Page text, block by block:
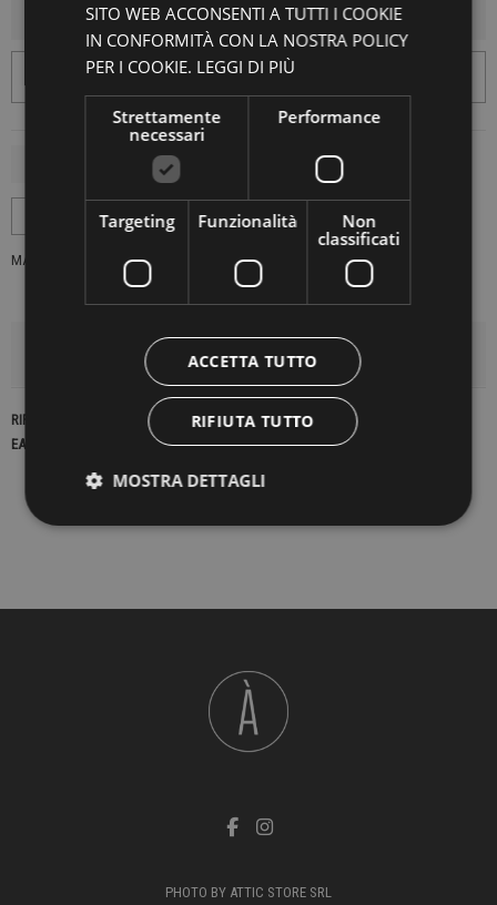
AGGIUNGI AL CARRELLO
MARCA: BANELLA VALENTINA
DETTAGLI DEL PRODOTTO
RIFERIMENTO
EAN13
PHOTO BY ATTIC STORE SRL
SITO WEB ACCONSENTI A TUTTI I COOKIE
IN CONFORMITÀ CON LA NOSTRA POLICY
PER I COOKIE. LEGGI DI PIÙ
Strettamente
necessari
Performance
Targeting Funzionalità
Non
classificati
ACCETTA TUTTO
RIFIUTA TUTTO
MOSTRA DETTAGLI